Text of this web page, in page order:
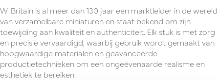
W. Britain is al meer dan 130 jaar een marktleider in de wereld
van verzamelbare miniaturen en staat bekend om zijn
toewijding aan kwaliteit en authenticiteit. Elk stuk is met zorg
en precisie vervaardigd, waarbij gebruik wordt gemaakt van
hoogwaardige materialen en geavanceerde
productietechnieken om een ongeëvenaarde realisme en
esthetiek te bereiken.